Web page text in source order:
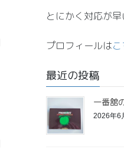
とにかく対応が
プロフィールは
最近の投稿
一番舘
2026年6